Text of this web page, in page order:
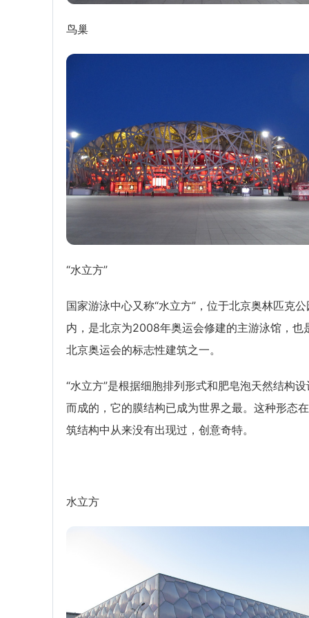
鸟巢
“水立方”
国家游泳中心又称“水立方”，位于北京奥林匹克公
内，是北京为2008年奥运会修建的主游泳馆，也
北京奥运会的标志性建筑之一。
“水立方”是根据细胞排列形式和肥皂泡天然结构设
而成的，它的膜结构已成为世界之最。这种形态
筑结构中从来没有出现过，创意奇特。
水立方